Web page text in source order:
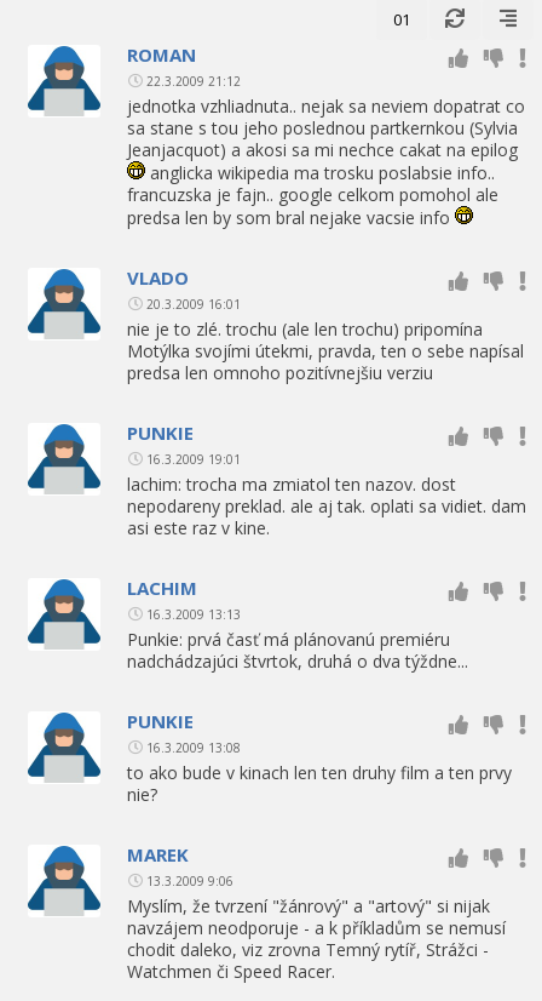
01
ROMAN
22.3.2009 21:12
jednotka vzhliadnuta.. nejak sa neviem dopatrat co
sa stane s tou jeho poslednou partkernkou (Sylvia
Jeanjacquot) a akosi sa mi nechce cakat na epilog
anglicka wikipedia ma trosku poslabsie info..
francuzska je fajn.. google celkom pomohol ale
predsa len by som bral nejake vacsie info
VLADO
20.3.2009 16:01
nie je to zlé. trochu (ale len trochu) pripomína
Motýlka svojími útekmi, pravda, ten o sebe napísal
predsa len omnoho pozitívnejšiu verziu
PUNKIE
16.3.2009 19:01
lachim: trocha ma zmiatol ten nazov. dost
nepodareny preklad. ale aj tak. oplati sa vidiet. dam
asi este raz v kine.
LACHIM
16.3.2009 13:13
Punkie: prvá časť má plánovanú premiéru
nadchádzajúci štvrtok, druhá o dva týždne...
PUNKIE
16.3.2009 13:08
to ako bude v kinach len ten druhy film a ten prvy
nie?
MAREK
13.3.2009 9:06
Myslím, že tvrzení "žánrový" a "artový" si nijak
navzájem neodporuje - a k příkladům se nemusí
chodit daleko, viz zrovna Temný rytíř, Strážci -
Watchmen či Speed Racer.